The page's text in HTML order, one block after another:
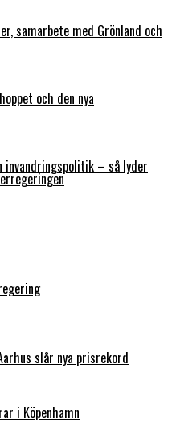
samarbete med Grönland och
och den nya
– så lyder
slår nya prisrekord
i Köpenhamn